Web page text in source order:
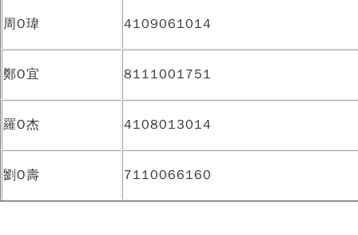
周O瑋 4109061014
鄭O宜 8111001751
羅O杰 4108013014
劉O壽 7110066160